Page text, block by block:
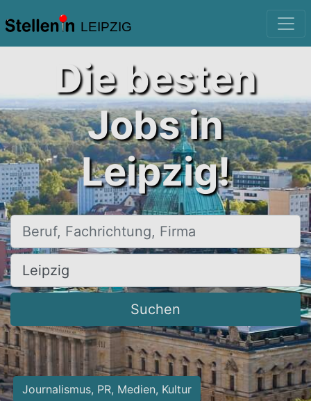
LEIPZIG
Die besten
Jobs in
Leipzig!
Beruf, Fachrichtung, Firma
Ort, Stadt
Suchen
Journalismus, PR, Medien, Kultur